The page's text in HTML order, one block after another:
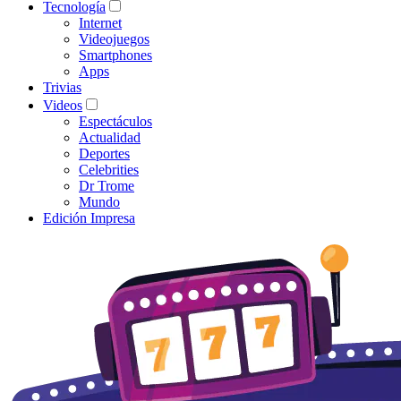
Tecnología
Internet
Videojuegos
Smartphones
Apps
Trivias
Videos
Espectáculos
Actualidad
Deportes
Celebrities
Dr Trome
Mundo
Edición Impresa